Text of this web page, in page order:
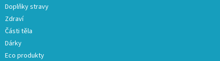
Doplňky stravy
Zdraví
Části těla
Dárky
Eco produkty